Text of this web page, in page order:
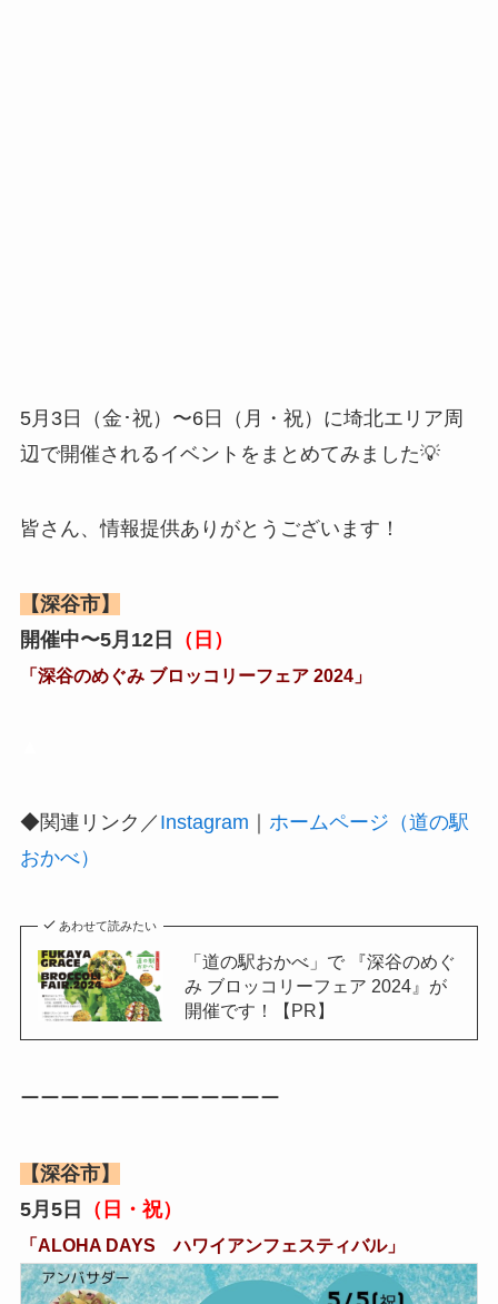
5月3日（金･祝）〜6日（月・祝）に埼北エリア周
辺で開催されるイベントをまとめてみました💡
皆さん、情報提供ありがとうございます！
【深谷市】
開催中〜5月12日
（日）
「深谷のめぐみ ブロッコリーフェア 2024」
◆関連リンク／ Instagram
ホームページ（道の駅
おかべ）
あわせて読みたい
「道の駅おかべ」で 『深谷のめぐ
み ブロッコリーフェア 2024』が
開催です！【PR】
ーーーーーーーーーーーーー
【深谷市】
5月5日
（日・祝）
「ALOHA DAYS ハワイアンフェスティバル」